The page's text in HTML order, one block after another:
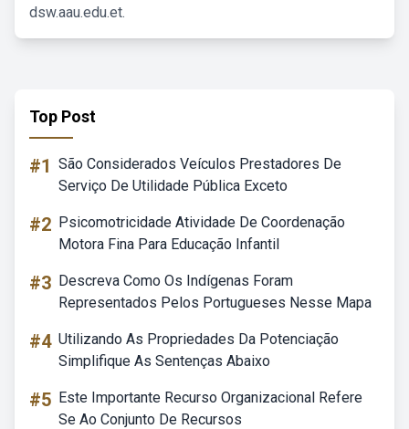
dsw.aau.edu.et.
Top Post
#1 São Considerados Veículos Prestadores De
Serviço De Utilidade Pública Exceto
#2 Psicomotricidade Atividade De Coordenação
Motora Fina Para Educação Infantil
#3 Descreva Como Os Indígenas Foram
Representados Pelos Portugueses Nesse Mapa
#4 Utilizando As Propriedades Da Potenciação
Simplifique As Sentenças Abaixo
#5 Este Importante Recurso Organizacional Refere
Se Ao Conjunto De Recursos